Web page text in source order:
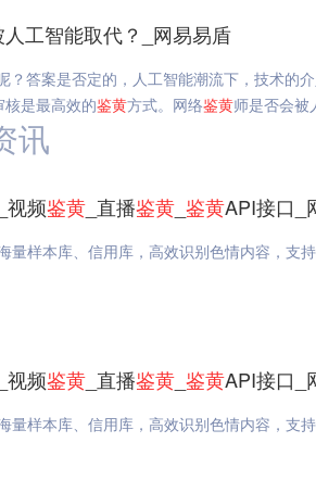
工智能取代？_网易易盾
？答案是否定的，人工智能潮流下，技术的
核是最高效的鉴黄方式。网络鉴黄师是否会被
讯
_视频鉴黄 _直播鉴黄 鉴黄API接口_
量样本库、信用库，高效识别色情内容，支
_视频鉴黄 _直播鉴黄 鉴黄API接口_
量样本库、信用库，高效识别色情内容，支